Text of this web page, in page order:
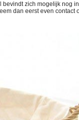
bevindt zich mogelijk nog
dan eerst even contact